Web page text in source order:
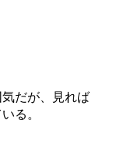
だが、見れば
る。